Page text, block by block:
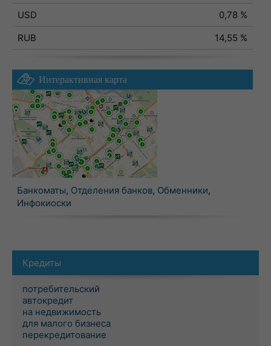
USD
0,78 %
RUB
14,55 %
Интерактивная карта
Банкоматы, Отделения банков, Обменники,
Инфокиоски
Кредиты
потребительский
автокредит
на недвижимость
для малого бизнеса
перекредитование